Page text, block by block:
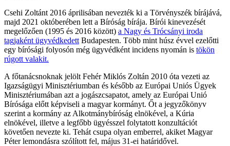
Csehi Zoltánt 2016 áprilisában nevezték ki a Törvényszék bírájává,
majd 2021 októberében lett a Bíróság bírája. Bírói kinevezését
megelőzően (1995 és 2016 között) a Nagy és Trócsányi iroda
tagjaként ügyvédkedett Budapesten. Több mint húsz évvel ezelőtti
egy bírósági folyosón még ügyvédként incidens nyomán is tökön
rúgott valakit.
A főtanácsnoknak jelölt Fehér Miklós Zoltán 2010 óta vezeti az
Igazságügyi Minisztériumban és később az Európai Uniós Ügyek
Minisztériumában azt a jogászcsapatot, amely az Európai Unió
Bírósága előtt képviseli a magyar kormányt. Őt a jegyzőkönyv
szerint a kormány az Alkotmánybíróság elnökével, a Kúria
elnökével, illetve a legfőbb ügyésszel folytatott konzultációt
követően nevezte ki. Tehát csupa olyan emberrel, akiket Magyar
Péter lemondásra szólított fel, május 31-ei határidővel.